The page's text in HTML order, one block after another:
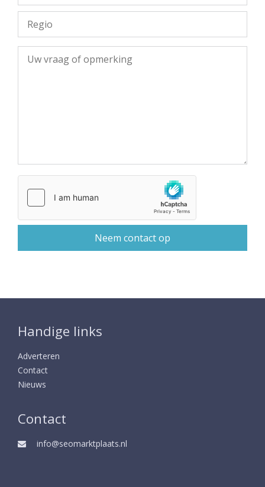
Handige links
Adverteren
Contact
Nieuws
Contact
info@seomarktplaats.nl